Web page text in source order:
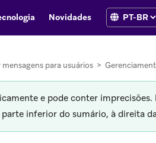
Novidades
mensagens para usuários >
e pode conter
inferior do sumário, à direita